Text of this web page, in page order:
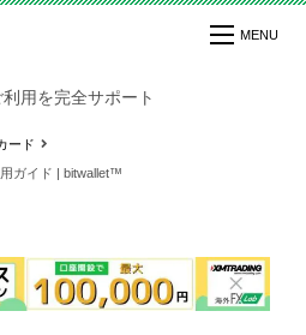
用を完全サポート
ード
ガイド | bitwallet™